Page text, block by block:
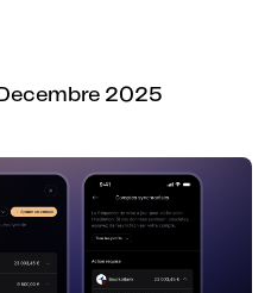
2025